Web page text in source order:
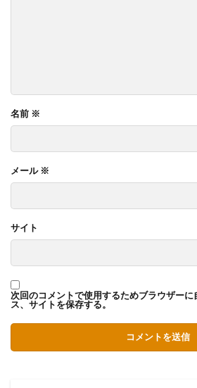
名前 ※
メール ※
サイト
次回のコメントで使用するためブラウザー
ス、サイトを保存する。